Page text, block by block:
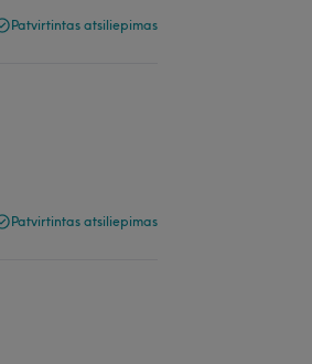
Patvirtintas atsiliepimas
Patvirtintas atsiliepimas